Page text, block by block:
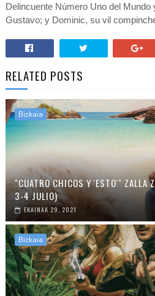
Delincuente Número Uno del Mundo
Gustavo; y Dominic, su vil
RELATED POSTS
Bizkaia
"CUATRO CHICOS Y 'ESTO'" ZALLA
3-4 JULIO)
EKAINAK 29, 2021
Bizkaia